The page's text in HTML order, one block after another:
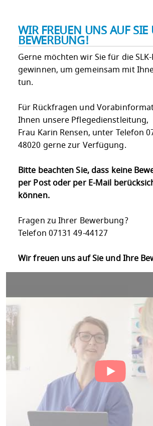
WIR FREUEN UNS AUF
BEWERBUNG!
Gerne möchten wir Sie für die
gewinnen, um gemeinsam mit
tun.
Für Rückfragen und
Ihnen unsere Pflegedienstleitung,
Frau Karin Rensen, unter Telefon
48020 gerne zur Verfügung.
Bitte beachten Sie, dass keine
per Post oder per E-Mail
können.
Fragen zu Ihrer Bewerbung?
Telefon 07131 49-44127
Wir freuen uns auf Sie und Ihre